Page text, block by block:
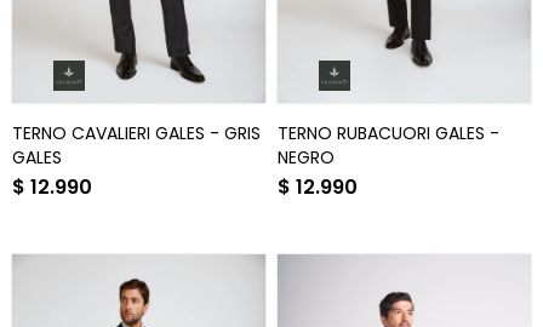
TERNO CAVALIERI GALES - GRIS
GALES
$ 12.990
TERNO RUBACUORI GALES -
NEGRO
$ 12.990